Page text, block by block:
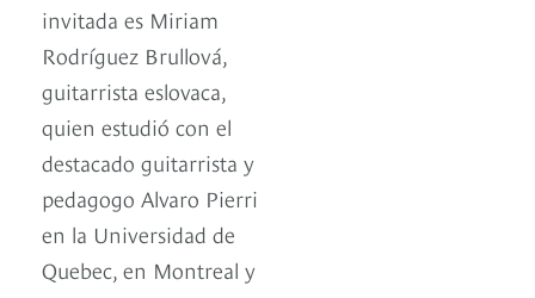
invitada es Miriam
Rodríguez Brullová,
guitarrista eslovaca,
quien estudió con el
destacado guitarrista y
pedagogo Alvaro Pierri
en la Universidad de
Quebec, en Montreal y